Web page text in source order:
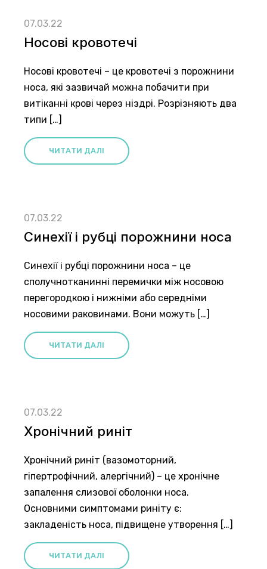
07.03.22
Носові кровотечі
Носові кровотечі – це кровотечі з порожнини
носа, які зазвичай можна побачити при
витіканні крові через ніздрі. Розрізняють два
типи […]
ЧИТАТИ ДАЛІ
07.03.22
Синехії і рубці порожнини носа
Синехії і рубці порожнини носа – це
сполучнотканинні перемички між носовою
перегородкою і нижніми або середніми
носовими раковинами. Вони можуть […]
ЧИТАТИ ДАЛІ
07.03.22
Хронічний риніт
Хронічний риніт (вазомоторний,
гіпертрофічний, алергічний) – це хронічне
запалення слизової оболонки носа.
Основними симптомами риніту є:
закладеність носа, підвищене утворення […]
ЧИТАТИ ДАЛІ